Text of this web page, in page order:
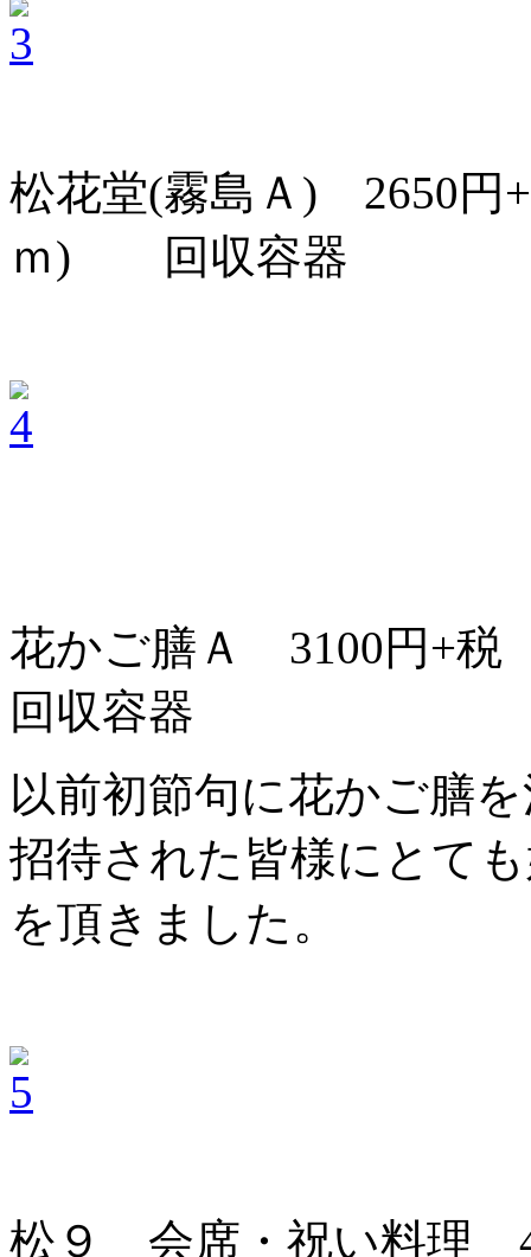
松花堂(霧島Ａ) 2650
ｍ) 回収容器
花かご膳Ａ 3100円
回収容器
以前初節句に花かご膳
招待された皆様にとて
を頂きました。
松９ 会席・祝い料理